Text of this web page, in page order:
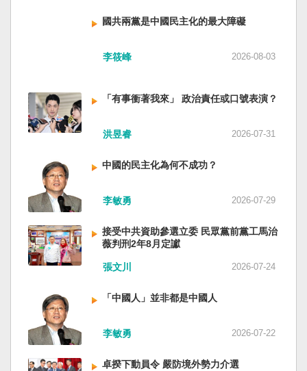
國共兩黨是中國民主化的最大障礙
李筱峰 2026-08-03
「有事衝著我來」 政治責任或口號表演？
洪昱睿 2026-07-31
中國的民主化為何不成功？
李敏勇 2026-07-29
接受中共資助參選立委 民眾黨前黨工馬治
薇判刑2年8月定讞
張文川 2026-07-24
「中國人」並非都是中國人
李敏勇 2026-07-22
卓揆下動員令 嚴防境外勢力介選